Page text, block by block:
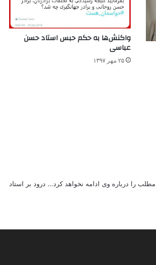
واکنش‌ها به حکم حبس استاد حسن
عباسی
۲۵ مهر ۱۳۹۷
را درباره وی ادامه نخواهد کرد… درود بر استاد